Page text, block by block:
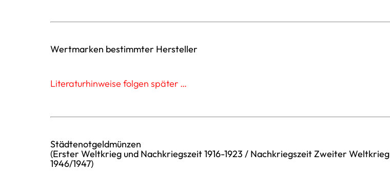
Wertmarken bestimmter Hersteller
Literaturhinweise folgen später …
Städtenotgeldmünzen
(Erster Weltkrieg und Nachkriegszeit 1916-1923 / Nachkriegszeit Zweiter Weltkrieg
1946/1947)